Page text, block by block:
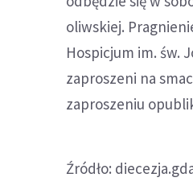
oliwskiej.
Hospicjum im. św.
zaproszeni na
zaproszeniu
Źródło: